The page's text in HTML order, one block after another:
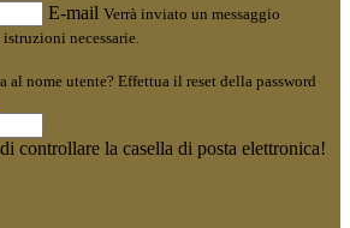
E-mail Verrà inviato un messaggio
necessarie.
al nome utente? Effettua il reset della password
controllare la casella di posta elettronica!